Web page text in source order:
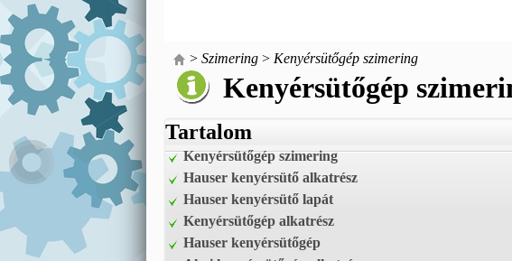
> Szimering > Kenyérsütőgép szimering
Kenyérsütőgép
Tartalom
Kenyérsütőgép szimering
Hauser kenyérsütő alkatrész
Hauser kenyérsütő lapát
Kenyérsütőgép alkatrész
Hauser kenyérsütőgép